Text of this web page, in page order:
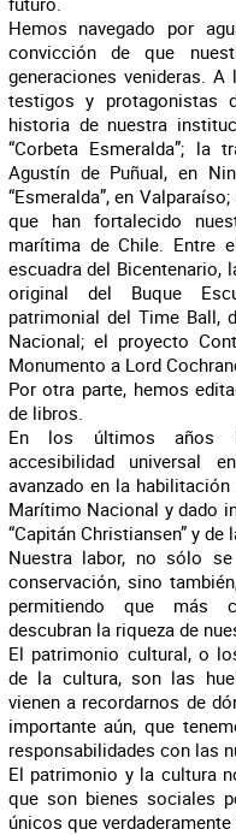
Hemos navegado por
convicción de que
generaciones venideras.
testigos y protagonistas
historia de nuestra
“Corbeta Esmeralda”; la
Agustín de Puñual, en
“Esmeralda”, en
que han fortalecido
marítima de Chile. Entre
escuadra del Bicentenario,
original del Buque
patrimonial del Time Ball,
Nacional; el proyecto
Monumento a Lord
Por otra parte, hemos
de libros.
En los últimos años
accesibilidad universal
avanzado en la
Marítimo Nacional y dado
“Capitán Christiansen” y de
Nuestra labor, no sólo
conservación, sino
permitiendo que más
descubran la riqueza de
El patrimonio cultural, o
de la cultura, son las
vienen a recordarnos de
importante aún, que
responsabilidades con las
El patrimonio y la cultura
que son bienes sociales
únicos que